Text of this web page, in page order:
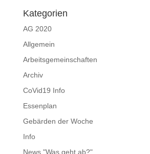
Kategorien
AG 2020
Allgemein
Arbeitsgemeinschaften
Archiv
CoVid19 Info
Essenplan
Gebärden der Woche
Info
News "Was geht ab?"